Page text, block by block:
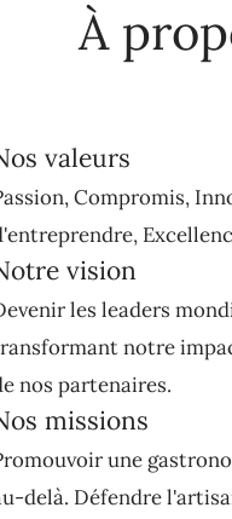
À
valeurs
Compromis,
vision
les leaders
notre
nos partenaires.
missions
une
delà. Défendre